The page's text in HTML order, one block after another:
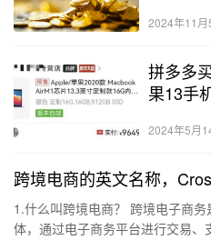
2024年11月
拼多多
果13手
2024年5月
跨境电商的英文名称，
1.什么叫跨境电商？ 跨境电子商
体，通过电子商务平台进行交易